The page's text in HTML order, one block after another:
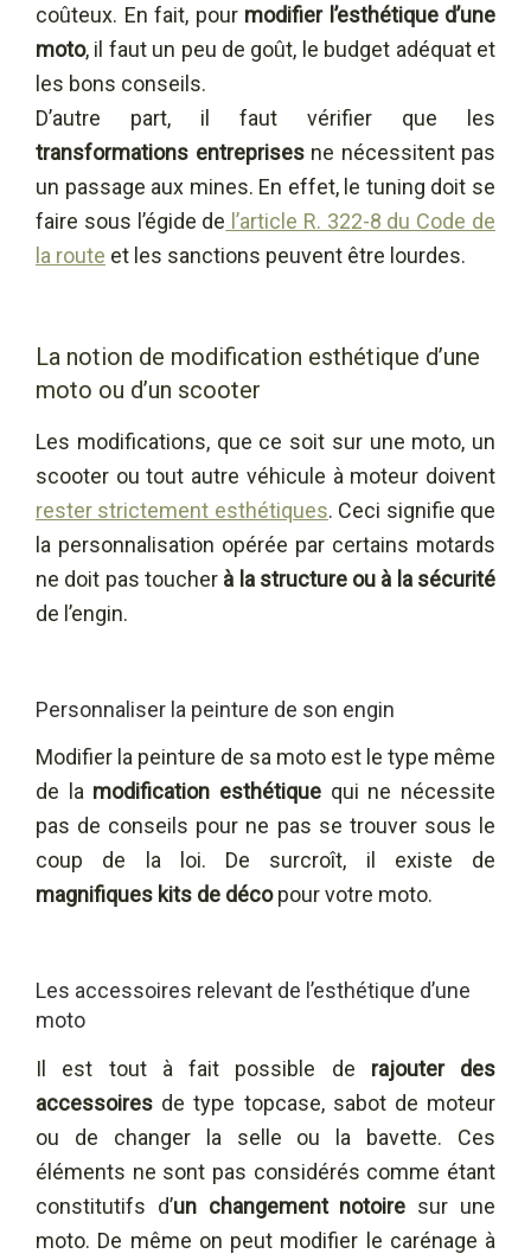
coûteux. En fait, pourmodifier l’esthétique d’une
moto, il faut un peu de goût, le budget adéquat et
les bons conseils.
D’autre part, il faut vérifier que les
transformations entreprisesne nécessitent pas
un passage aux mines. En effet, le tuning doit se
faire sous l’égide de l’article R. 322-8 du Code de
la route et les sanctions peuvent être lourdes.
La notion de modification esthétique d’une
moto ou d’un scooter
Les modifications, que ce soit sur une moto, un
scooter ou tout autre véhicule à moteur doivent
rester strictement esthétiques. Ceci signifie que
la personnalisation opérée par certains motards
ne doit pas toucher à la structure ou à la sécurité
de l’engin.
Personnaliser la peinture de son engin
Modifier la peinture de sa moto est le type même
de la modification esthétique qui ne nécessite
pas de conseils pour ne pas se trouver sous le
coup de la loi. De surcroît, il existe de
magnifiques kits de décopour votre moto.
Les accessoires relevant de l’esthétique d’une
moto
Il est tout à fait possible de rajouter des
accessoires de type topcase, sabot de moteur
ou de changer la selle ou la bavette. Ces
éléments ne sont pas considérés comme étant
constitutifs d’un changement notoire sur une
moto. De même on peut modifier le carénage à